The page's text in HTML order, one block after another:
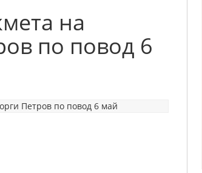
на
по повод 6